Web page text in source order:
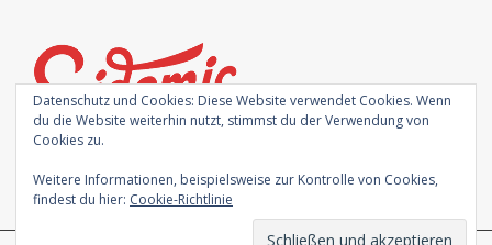
Datenschutz und Cookies: Diese Website verwendet Cookies. Wenn
du die Website weiterhin nutzt, stimmst du der Verwendung von
Cookies zu.
Weitere Informationen, beispielsweise zur Kontrolle von Cookies,
findest du hier: Cookie-Richtlinie